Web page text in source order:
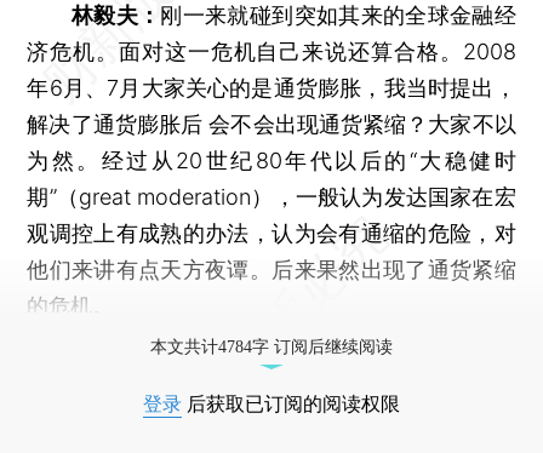
林毅夫： 刚一来就碰到突如其来的全球金融经
济危机。面对这一危机自己来说还算合格。2008
年6月、7月大家关心的是通货膨胀，我当时提出，
解决了通货膨胀后 会不会出现通货紧缩？大家不以
为然。经过从20世纪80年代以后的“大稳健时
期”（great moderation），一般认为发达国家在宏
观调控上有成熟的办法，认为会有通缩的危险，对
他们来讲有点天方夜谭。后来果然出现了通货紧缩
的危机。
本文共计4784字 订阅后继续阅读
登录 后获取已订阅的阅读权限